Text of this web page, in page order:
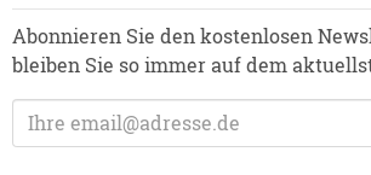
Abonnieren Sie den kostenlosen
bleiben Sie so immer auf dem
E-Mailadresse